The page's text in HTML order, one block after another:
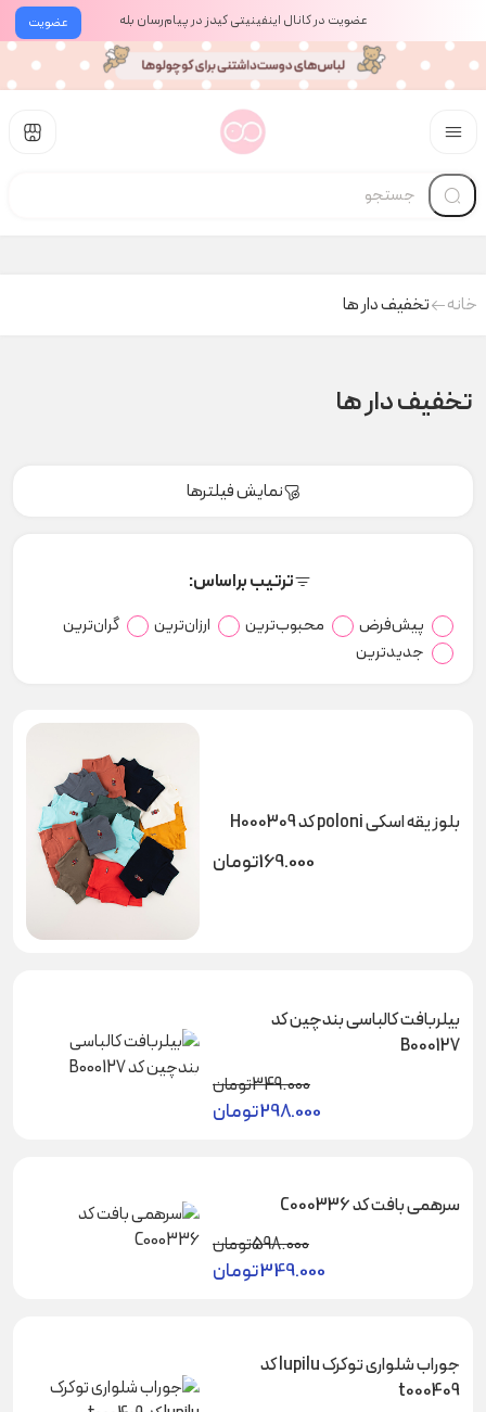
عضویت عضویت در کانال اینفینیتی کیدز در پیام‌رسان بله
خانه تخفیف دار ها
تخفیف دار ها
نمایش فیلترها
ترتیب براساس:
پیش‌فرض محبوب‌ترین ارزان‌ترین
گران‌ترین
جدیدترین
بلوز یقه اسکی poloni کد H000309
169.000تومان
بیلربافت کالباسی بندچین کد
B000127
349.000تومان
298.000تومان
سرهمی بافت کد C000336
598.000تومان
349.000تومان
جوراب شلواری توکرک lupilu کد
t000409